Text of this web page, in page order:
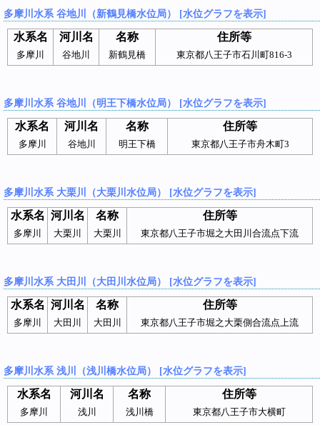
多摩川水系 谷地川（新鶴見橋水位局） [水位グラフを表示]
水系名 河川名 名称 住所等
多摩川 谷地川 新鶴見橋 東京都八王子市石川町816-3
多摩川水系 谷地川（明王下橋水位局） [水位グラフを表示]
水系名 河川名 名称 住所等
多摩川 谷地川 明王下橋 東京都八王子市舟木町3
多摩川水系 大栗川（大栗川水位局） [水位グラフを表示]
水系名 河川名 名称 住所等
多摩川 大栗川 大栗川 東京都八王子市堀之大田川合流点下流
多摩川水系 大田川（大田川水位局） [水位グラフを表示]
水系名 河川名 名称 住所等
多摩川 大田川 大田川 東京都八王子市堀之大栗側合流点上流
多摩川水系 浅川（浅川橋水位局） [水位グラフを表示]
水系名 河川名 名称 住所等
多摩川 浅川 浅川橋 東京都八王子市大横町